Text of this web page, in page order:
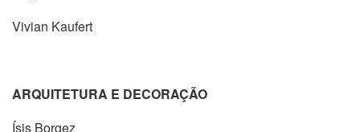
Vivian Kaufert
ARQUITETURA E DECORAÇÃO
Ísis Borgez